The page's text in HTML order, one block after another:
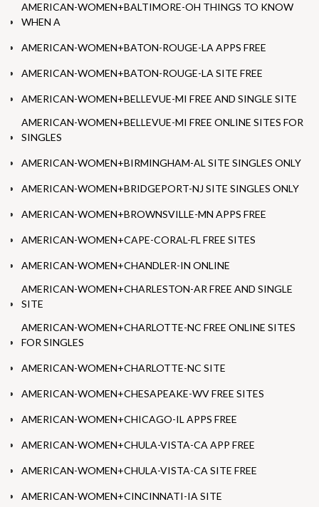
AMERICAN-WOMEN+BALTIMORE-OH THINGS TO KNOW
WHEN A
AMERICAN-WOMEN+BATON-ROUGE-LA APPS FREE
AMERICAN-WOMEN+BATON-ROUGE-LA SITE FREE
AMERICAN-WOMEN+BELLEVUE-MI FREE AND SINGLE SITE
AMERICAN-WOMEN+BELLEVUE-MI FREE ONLINE SITES FOR
SINGLES
AMERICAN-WOMEN+BIRMINGHAM-AL SITE SINGLES ONLY
AMERICAN-WOMEN+BRIDGEPORT-NJ SITE SINGLES ONLY
AMERICAN-WOMEN+BROWNSVILLE-MN APPS FREE
AMERICAN-WOMEN+CAPE-CORAL-FL FREE SITES
AMERICAN-WOMEN+CHANDLER-IN ONLINE
AMERICAN-WOMEN+CHARLESTON-AR FREE AND SINGLE
SITE
AMERICAN-WOMEN+CHARLOTTE-NC FREE ONLINE SITES
FOR SINGLES
AMERICAN-WOMEN+CHARLOTTE-NC SITE
AMERICAN-WOMEN+CHESAPEAKE-WV FREE SITES
AMERICAN-WOMEN+CHICAGO-IL APPS FREE
AMERICAN-WOMEN+CHULA-VISTA-CA APP FREE
AMERICAN-WOMEN+CHULA-VISTA-CA SITE FREE
AMERICAN-WOMEN+CINCINNATI-IA SITE